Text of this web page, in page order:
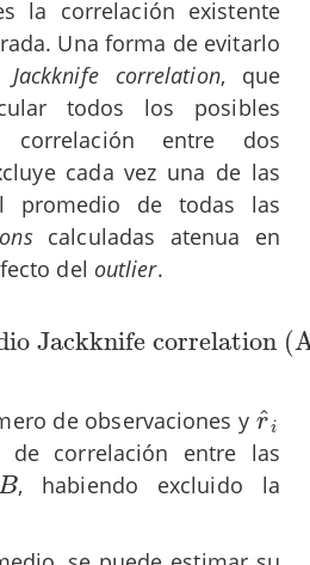
la correlación existente
Una forma de evitarlo
Jackknife correlation, que
todos los posibles
correlación entre dos
cada vez una de las
promedio de todas las
calculadas atenua en
del outlier.
Jackknife correlation
Jackknife correlation (A,B)
de observaciones y r
^i
r^i
de correlación entre las
, habiendo excluido la